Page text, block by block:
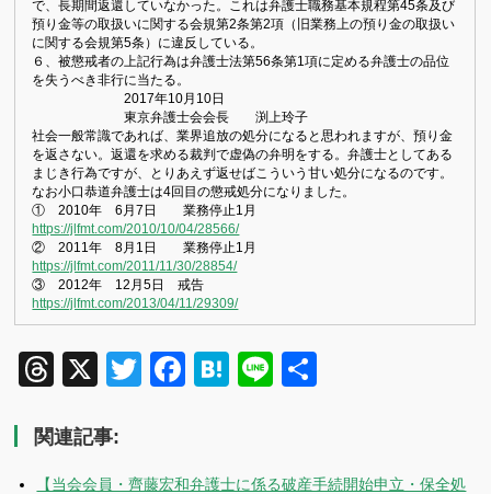
で、長期間返還していなかった。これは弁護士職務基本規程第45条及び
預り金等の取扱いに関する会規第2条第2項（旧業務上の預り金の取扱い
に関する会規第5条）に違反している。
６、被懲戒者の上記行為は弁護士法第56条第1項に定める弁護士の品位
を失うべき非行に当たる。
2017年10月10日
東京弁護士会会長 渕上玲子
社会一般常識であれば、業界追放の処分になると思われますが、預り金
を返さない。返還を求める裁判で虚偽の弁明をする。弁護士としてある
まじき行為ですが、とりあえず返せばこういう甘い処分になるのです。
なお小口恭道弁護士は4回目の懲戒処分になりました。
① 2010年 6月7日 業務停止1月
https://jlfmt.com/2010/10/04/28566/
② 2011年 8月1日 業務停止1月
https://jlfmt.com/2011/11/30/28854/
③ 2012年 12月5日 戒告
https://jlfmt.com/2013/04/11/29309/
Threads
X TwitterFacebook
Hatena
Line
関連記事:
【当会会員・齊藤宏和弁護士に係る破産手続開始申立・保全処